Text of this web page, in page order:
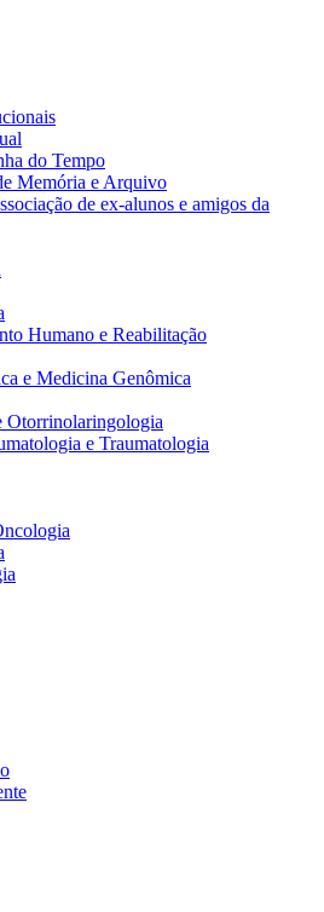
do Tempo
Memória e Arquivo
de ex-alunos e amigos da
Humano e Reabilitação
e Medicina Genômica
Otorrinolaringologia
e Traumatologia